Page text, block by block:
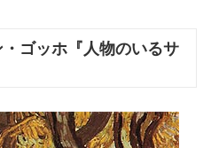
ゴッホ『人物のいるサ